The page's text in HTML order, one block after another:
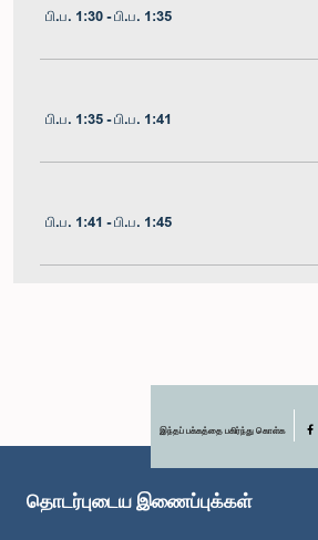
பி.ப. 1:30 - பி.ப. 1:35
பி.ப. 1:35 - பி.ப. 1:41
பி.ப. 1:41 - பி.ப. 1:45
பி.ப. 1:51 - பி.ப. 1:57இந்தப் பக்கத்தை பகிர்ந்து கொள்க
தொடர்புடைய இணைப்புக்கள்